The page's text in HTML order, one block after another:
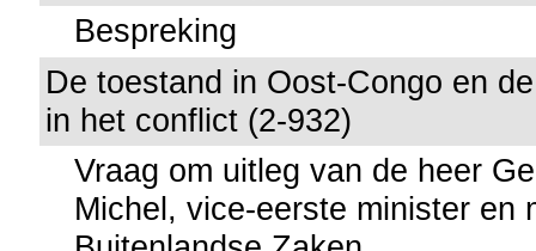
Bespreking
De toestand in Oost-Congo en
in het conflict (2-932)
Vraag om uitleg van de heer
Michel, vice-eerste minister en